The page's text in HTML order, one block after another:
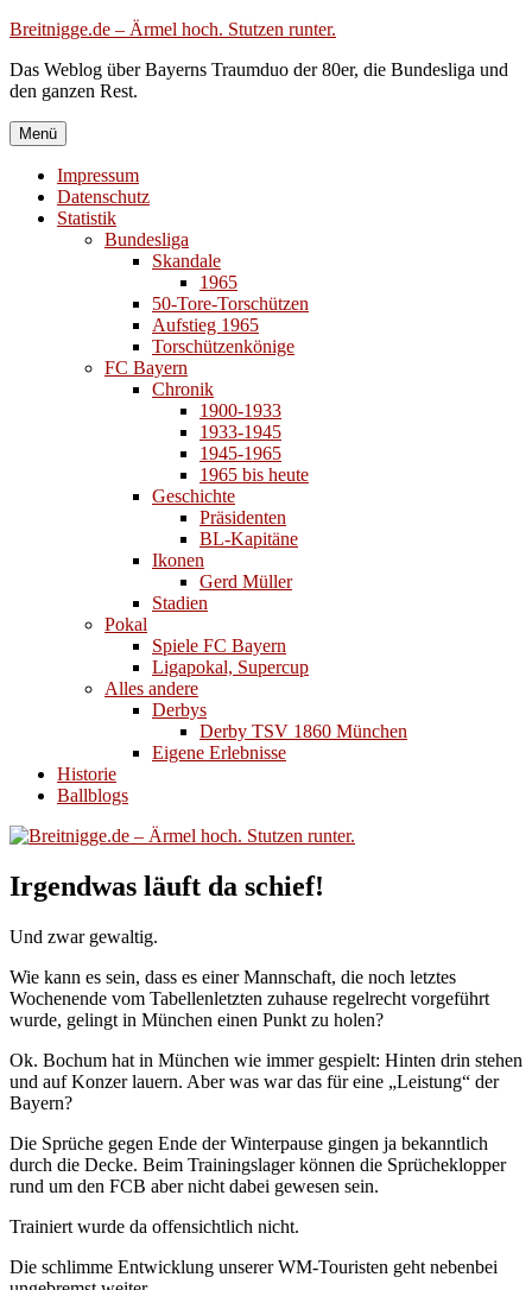
Zum
springen
Breitnigge.de – Ärmel hoch. Stutzen runter.
Das Weblog über Bayerns Traumduo der 80er, die Bundesliga und
den ganzen Rest.
Menü
Impressum
Datenschutz
Statistik
Bundesliga
Skandale
1965
50-Tore-Torschützen
Aufstieg 1965
Torschützenkönige
FC Bayern
Chronik
1900-1933
1933-1945
1945-1965
1965 bis heute
Geschichte
Präsidenten
BL-Kapitäne
Ikonen
Gerd Müller
Stadien
Pokal
Spiele FC Bayern
Ligapokal, Supercup
Alles andere
Derbys
Derby TSV 1860 München
Eigene Erlebnisse
Historie
Ballblogs
Irgendwas läuft da schief!
Und zwar gewaltig.
Wie kann es sein, dass es einer Mannschaft, die noch letztes
Wochenende vom Tabellenletzten zuhause regelrecht vorgeführt
wurde, gelingt in München einen Punkt zu holen?
Ok. Bochum hat in München wie immer gespielt: Hinten drin stehen
und auf Konzer lauern. Aber was war das für eine „Leistung“ der
Bayern?
Die Sprüche gegen Ende der Winterpause gingen ja bekanntlich
durch die Decke. Beim Trainingslager können die Sprücheklopper
rund um den FCB aber nicht dabei gewesen sein.
Trainiert wurde da offensichtlich nicht.
Die schlimme Entwicklung unserer WM-Touristen geht nebenbei